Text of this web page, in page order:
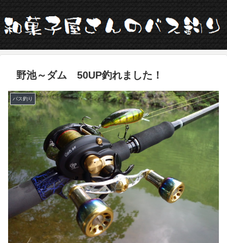
野池～ダム 50UP釣れました！
バス釣り